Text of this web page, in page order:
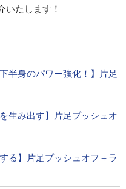
いたします！
半身のパワー強化！】片足
生み出す】片足プッシュオ
る】片足プッシュオフ＋ラ